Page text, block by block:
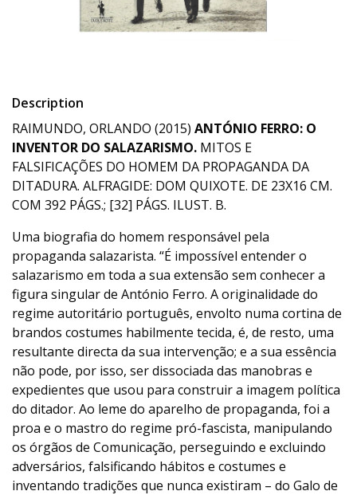
Description
RAIMUNDO, ORLANDO (2015) ANTÓNIO FERRO: O
INVENTOR DO SALAZARISMO. MITOS E
FALSIFICAÇÕES DO HOMEM DA PROPAGANDA DA
DITADURA. ALFRAGIDE: DOM QUIXOTE. DE 23X16 CM.
COM 392 PÁGS.; [32] PÁGS. ILUST. B.
Uma biografia do homem responsável pela
propaganda salazarista. “É impossível entender o
salazarismo em toda a sua extensão sem conhecer a
figura singular de António Ferro. A originalidade do
regime autoritário português, envolto numa cortina de
brandos costumes habilmente tecida, é, de resto, uma
resultante directa da sua intervenção; e a sua essência
não pode, por isso, ser dissociada das manobras e
expedientes que usou para construir a imagem política
do ditador. Ao leme do aparelho de propaganda, foi a
proa e o mastro do regime pró-fascista, manipulando
os órgãos de Comunicação, perseguindo e excluindo
adversários, falsificando hábitos e costumes e
inventando tradições que nunca existiram – do Galo de